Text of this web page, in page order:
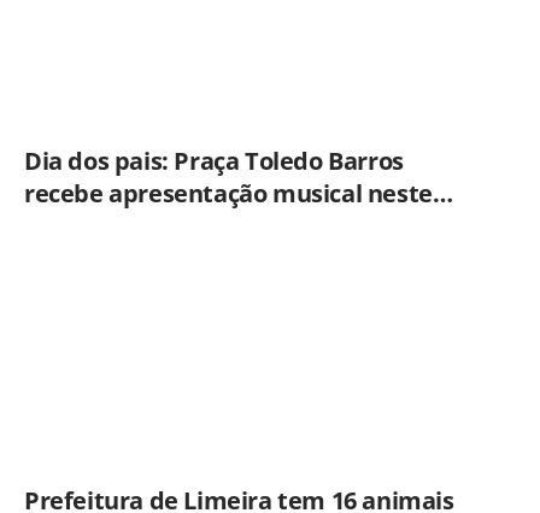
Dia dos pais: Praça Toledo Barros
recebe apresentação musical neste
Prefeitura de Limeira tem 16 animais